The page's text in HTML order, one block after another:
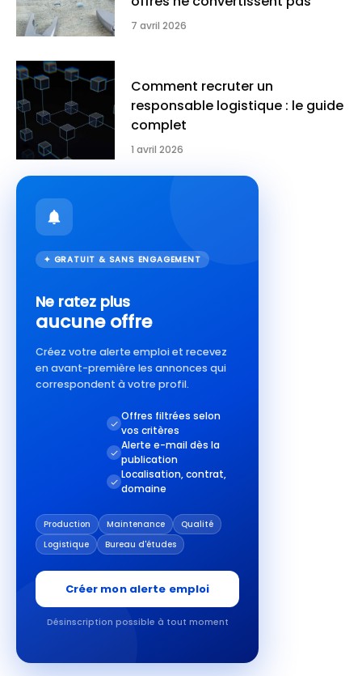
7 avril 2026
Comment recruter un
responsable logistique : le guide
complet
1 avril 2026
✦ GRATUIT & SANS ENGAGEMENT
Ne ratez plus
aucune offre
Créez votre alerte emploi et recevez
en avant-première les annonces qui
correspondent à votre profil.
Offres filtrées selon
vos critères
Alerte e-mail dès la
publication
Localisation, contrat,
domaine
Production Maintenance
Qualité
Logistique
Bureau d'études
Créer mon alerte emploi
Désinscription possible à tout moment